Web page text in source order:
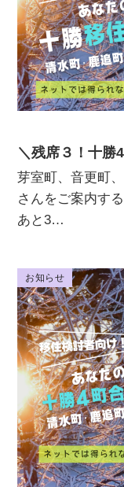
＼残席３！十勝
芽室町、音更町
さんをご案内す
あと3…
お知らせ